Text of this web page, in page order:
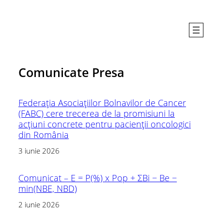
Comunicate Presa
Federația Asociațiilor Bolnavilor de Cancer
(FABC) cere trecerea de la promisiuni la
acțiuni concrete pentru pacienții oncologici
din România
3 iunie 2026
Comunicat – E = P(%) x Pop + ΣBi − Be −
min(NBE, NBD)
2 iunie 2026